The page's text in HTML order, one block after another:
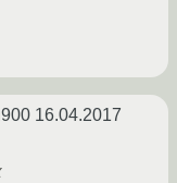
16.04.2017